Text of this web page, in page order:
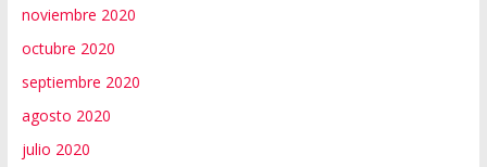
noviembre 2020
octubre 2020
septiembre 2020
agosto 2020
julio 2020